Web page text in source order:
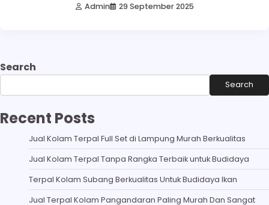
Admin 29 September 2025
Search
Search
Recent Posts
Jual Kolam Terpal Full Set di Lampung Murah Berkualitas
Jual Kolam Terpal Tanpa Rangka Terbaik untuk Budidaya
Terpal Kolam Subang Berkualitas Untuk Budidaya Ikan
Jual Terpal Kolam Pangandaran Paling Murah Dan Sangat